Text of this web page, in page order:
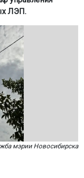
ЛЭП.
мэрии Новосибирска